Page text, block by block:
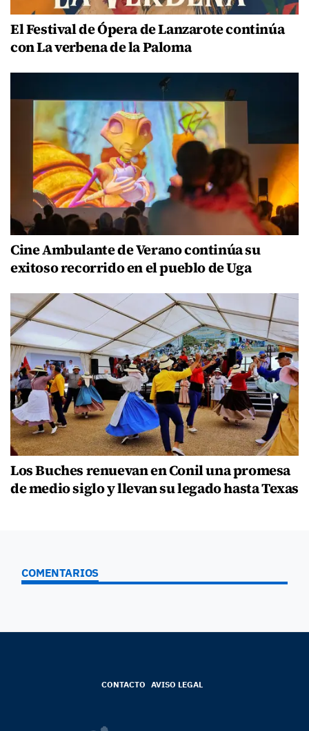
El Festival de Ópera de Lanzarote continúa
con La verbena de la Paloma
Cine Ambulante de Verano continúa su
exitoso recorrido en el pueblo de Uga
Los Buches renuevan en Conil una promesa
de medio siglo y llevan su legado hasta Texas
COMENTARIOS
CONTACTO AVISO LEGAL